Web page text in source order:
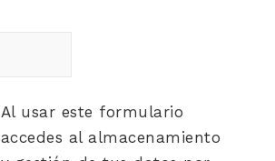
Al usar este formulario
accedes al almacenamiento